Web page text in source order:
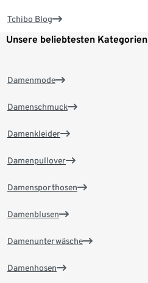
Tchibo Blog
Unsere beliebtesten Kategorien
Damenmode
Damenschmuck
Damenkleider
Damenpullover
Damensporthosen
Damenblusen
Damenunterwäsche
Damenhosen